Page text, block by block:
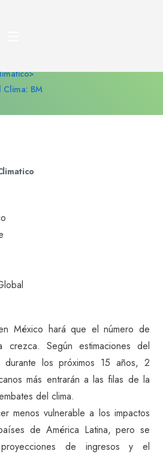
pobres por el
Clima: BM
México hará que el número de
crezca. Según estimaciones del
durante los próximos 15 años, 2
más entrarán a las filas de la
del clima.
menos vulnerable a los impactos
de América Latina, pero se
de ingresos y el